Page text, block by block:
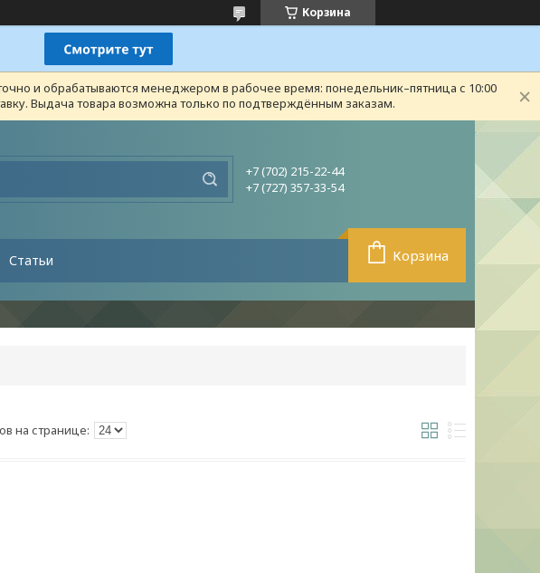
Корзина
и обрабатываются менеджером в рабочее время: понедельник–пятница с 10:00
Выдача товара возможна только по подтверждённым заказам.
+7 (702) 215-22-44
+7 (727) 357-33-54
Статьи Корзина